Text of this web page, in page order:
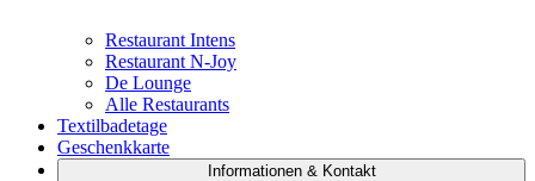
Restaurant Intens
Restaurant N-Joy
De Lounge
Alle Restaurants
Textilbadetage
Geschenkkarte
Informationen & Kontakt